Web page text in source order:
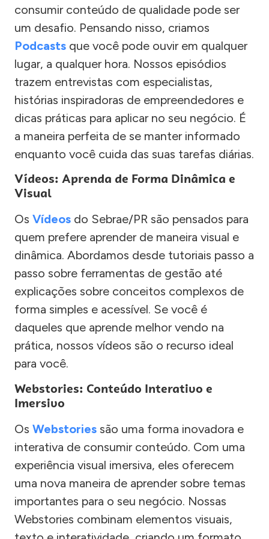
consumir conteúdo de qualidade pode ser
um desafio. Pensando nisso, criamos
Podcasts que você pode ouvir em qualquer
lugar, a qualquer hora. Nossos episódios
trazem entrevistas com especialistas,
histórias inspiradoras de empreendedores e
dicas práticas para aplicar no seu negócio. É
a maneira perfeita de se manter informado
enquanto você cuida das suas tarefas diárias.
Vídeos: Aprenda de Forma Dinâmica e
Visual
Os Vídeos do Sebrae/PR são pensados para
quem prefere aprender de maneira visual e
dinâmica. Abordamos desde tutoriais passo a
passo sobre ferramentas de gestão até
explicações sobre conceitos complexos de
forma simples e acessível. Se você é
daqueles que aprende melhor vendo na
prática, nossos vídeos são o recurso ideal
para você.
Webstories: Conteúdo Interativo e
Imersivo
Os Webstories são uma forma inovadora e
interativa de consumir conteúdo. Com uma
experiência visual imersiva, eles oferecem
uma nova maneira de aprender sobre temas
importantes para o seu negócio. Nossas
Webstories combinam elementos visuais,